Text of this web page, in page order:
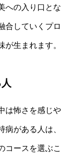
への入り口とな
合していくプロ
が生まれます。
は怖さを感じや
がある人は、
コースを選ぶこ